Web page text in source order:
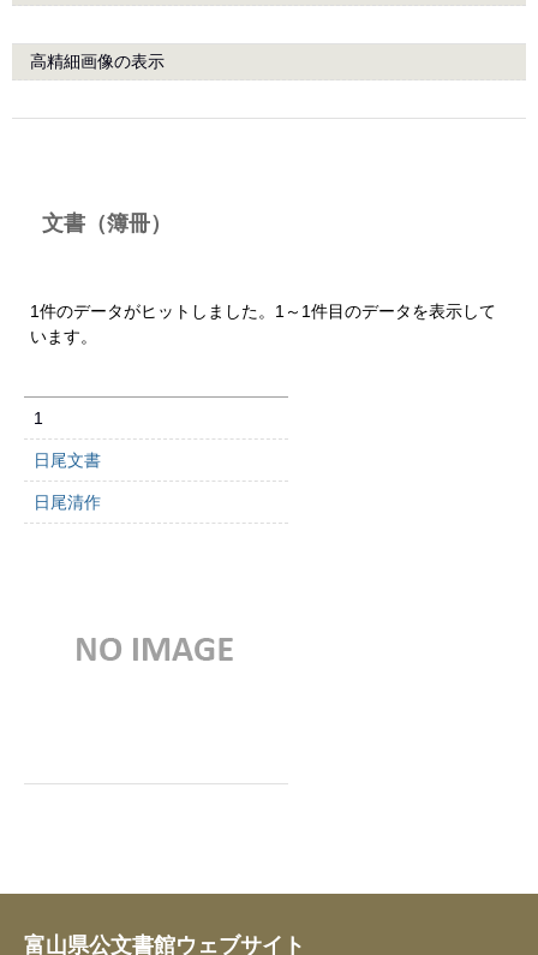
高精細画像の表示
文書（簿冊）
1件のデータがヒットしました。1～1件目のデータを表示して
います。
1
日尾文書
日尾清作
富山県公文書館ウェブサイト